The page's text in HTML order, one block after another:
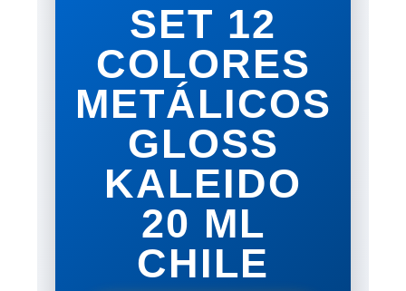
SET 12
COLORES
METÁLICOS
GLOSS
KALEIDO
20 ML
CHILE